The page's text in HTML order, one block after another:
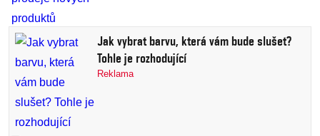
Jak vybrat barvu, která vám bude slušet?
Tohle je rozhodující
Reklama